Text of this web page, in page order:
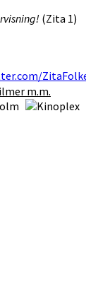
(Zita 1)
m.m.